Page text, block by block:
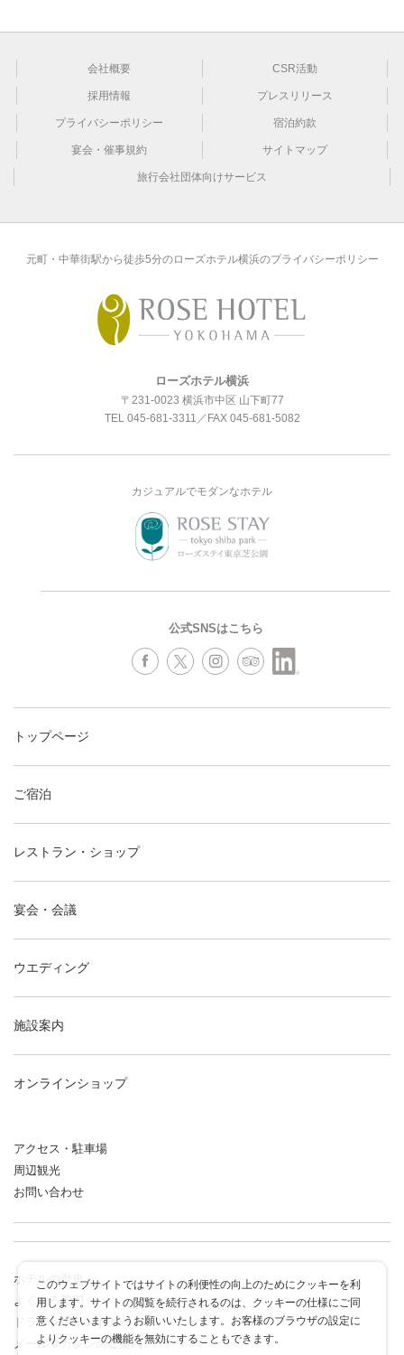
このウェブサイトではサイトの利便性の向上のためにクッキーを利
用します。サイトの閲覧を続行されるのは、クッキーの仕様にご同
意くださいますようお願いいたします。お客様のブラウザの設定に
よりクッキーの機能を無効にすることもできます。
会社概要 CSR活動
採用情報 プレスリリース
プライバシーポリシー 宿泊約款
宴会・催事規約 サイトマップ
旅行会社団体向けサービス
元町・中華街駅から徒歩5分のローズホテル横浜のプライバシーポリシー
ローズホテル横浜
〒231-0023 横浜市中区 山下町77
TEL 045-681-3311 ／FAX 045-681-5082
カジュアルでモダンなホテル
公式SNSはこちら
トップページ
ご宿泊
レストラン・ショップ
宴会・会議
ウエディング
施設案内
オンラインショップ
アクセス・駐車場
周辺観光
お問い合わせ
ホテルの歴史
よくある質問
ドラゴンポイントカード
メールマガジンのご案内